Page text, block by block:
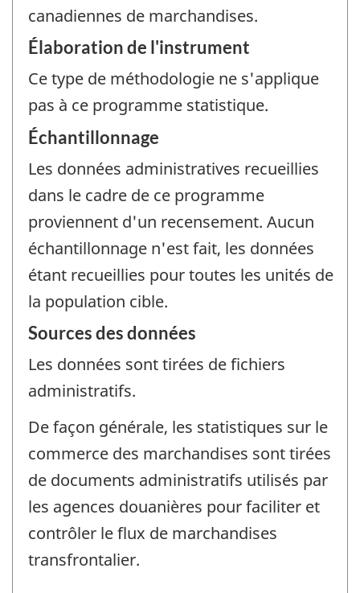
canadiennes de marchandises.
Élaboration de l'instrument
Ce type de méthodologie ne s'applique
pas à ce programme statistique.
Échantillonnage
Les données administratives recueillies
dans le cadre de ce programme
proviennent d'un recensement. Aucun
échantillonnage n'est fait, les données
étant recueillies pour toutes les unités de
la population cible.
Sources des données
Les données sont tirées de fichiers
administratifs.
De façon générale, les statistiques sur le
commerce des marchandises sont tirées
de documents administratifs utilisés par
les agences douanières pour faciliter et
contrôler le flux de marchandises
transfrontalier.